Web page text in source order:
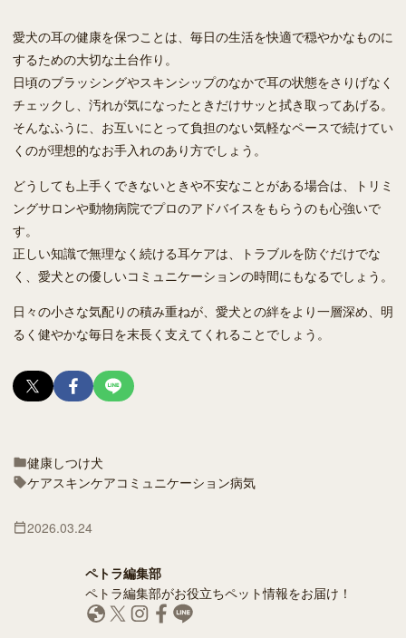
愛犬の耳の健康を保つことは、毎日の生活を快適で穏やかなものに
するための大切な土台作り。
日頃のブラッシングやスキンシップのなかで耳の状態をさりげなく
チェックし、汚れが気になったときだけサッと拭き取ってあげる。
そんなふうに、お互いにとって負担のない気軽なペースで続けてい
くのが理想的なお手入れのあり方でしょう。
どうしても上手くできないときや不安なことがある場合は、トリミ
ングサロンや動物病院でプロのアドバイスをもらうのも心強いで
す。
正しい知識で無理なく続ける耳ケアは、トラブルを防ぐだけでな
く、愛犬との優しいコミュニケーションの時間にもなるでしょう。
日々の小さな気配りの積み重ねが、愛犬との絆をより一層深め、明
るく健やかな毎日を末長く支えてくれることでしょう。
健康しつけ犬
ケアスキンケアコミュニケーション病気
2026.03.24
ペトラ編集部
ペトラ編集部がお役立ちペット情報をお届け！